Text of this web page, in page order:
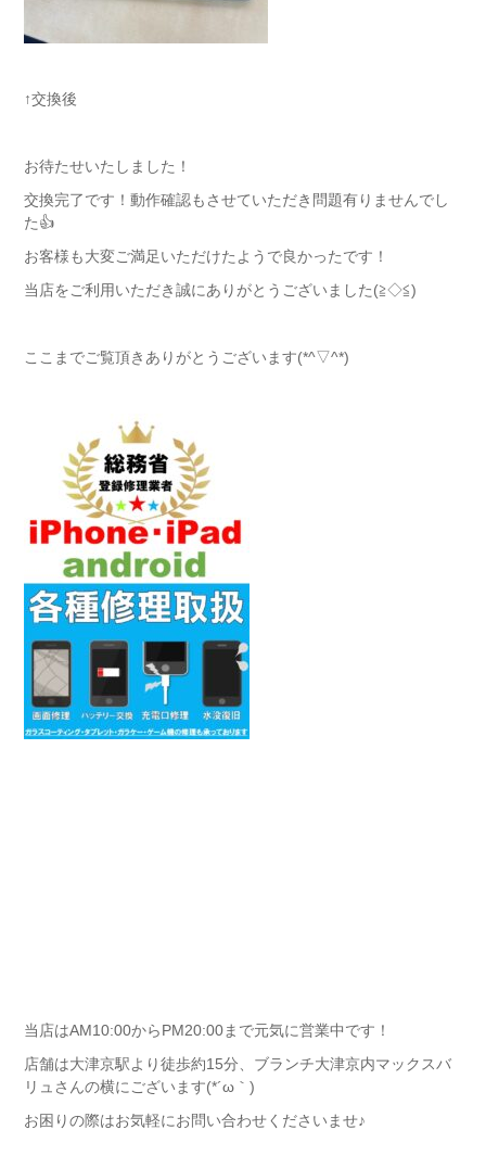
↑交換後
お待たせいたしました！
交換完了です！動作確認もさせていただき問題有りませんでし
た👍
お客様も大変ご満足いただけたようで良かったです！
当店をご利用いただき誠にありがとうございました(≧◇≦)
ここまでご覧頂きありがとうございます(*^▽^*)
当店はAM10:00からPM20:00まで元気に営業中です！
店舗は大津京駅より徒歩約15分、ブランチ大津京内マックスバ
リュさんの横にございます(*´ω｀)
お困りの際はお気軽にお問い合わせくださいませ♪